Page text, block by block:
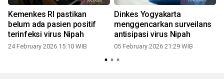
Kemenkes RI pastikan
belum ada pasien positif
terinfeksi virus Nipah
24 February 2026 15:10 WIB
Dinkes Yogyakarta
menggencarkan surveilans
antisipasi virus Nipah
05 February 2026 21:29 WIB